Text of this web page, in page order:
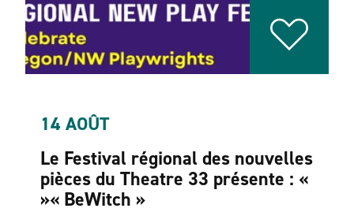
14 AOÛT
Le Festival régional des nouvelles
pièces du Theatre 33 présente : «
»« BeWitch »